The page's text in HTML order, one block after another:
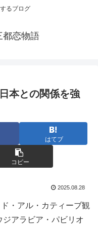
るブログ
都恋物語
本との関係を強
はてブ
コピー
2025.08.28
・アル・カティーブ観
アラビア・パビリオ